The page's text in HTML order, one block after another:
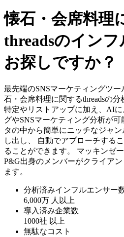
懐石・会席料理
threadsのイン
お探しですか？
最先端のSNSマーケティングツー
石・会席料理に関するthreadsの
特定やリストアップに加え、AI
グやSNSマーケティング分析が
タの中から簡単にニッチなジャ
し出し、 自動でアプローチする
ることができます。 マッキンゼ
P&G出身のメンバーがクライア
ます。
分析済みインフルエンサー
6,000万 人以上
導入済み企業数
1000社 以上
無駄なコスト